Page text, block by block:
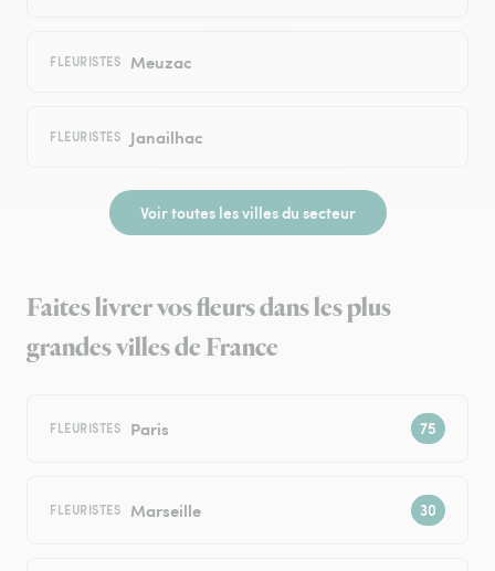
FLEURISTES Meuzac
FLEURISTES Janailhac
Voir toutes les villes du secteur
Faites livrer vos fleurs dans les plus
grandes villes de France
FLEURISTES Paris
FLEURISTES Marseille